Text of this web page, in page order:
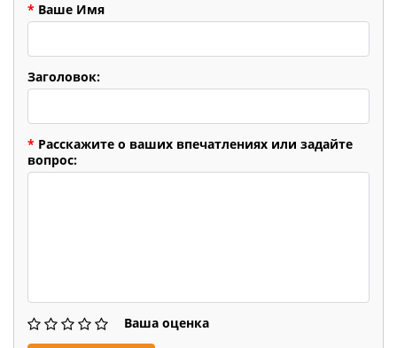
* Ваше Имя
Заголовок:
* Расскажите о ваших впечатлениях или задайте
вопрос:
Ваша оценка